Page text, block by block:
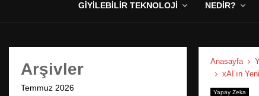
GIYILEBILIR TEKNOLOJI NEDIR?
Anasayfa
xAI’ın
Yapay Zeka
Arşivler
Temmuz 2026